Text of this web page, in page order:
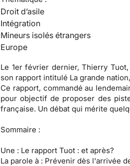
Droit d’asile
Intégration
Mineurs isolés étrangers
Europe
Le 1er février dernier, Thierry
son rapport intitulé La grande
Ce rapport, commandé au
pour objectif de proposer des
française. Un débat qui mérite
Sommaire :
Une : Le rapport Tuot : et après?
La parole à : Prévenir dès l'arrivée